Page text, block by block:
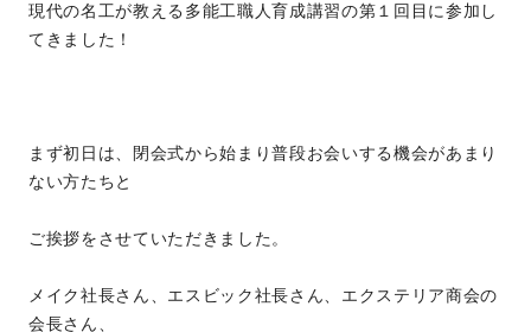
現代の名工が教える多能工職人育成講習の第１回目に参加し
てきました！
まず初日は、閉会式から始まり普段お会いする機会があまり
ない方たちと
ご挨拶をさせていただきました。
メイク社長さん、エスビック社長さん、エクステリア商会の
会長さん、